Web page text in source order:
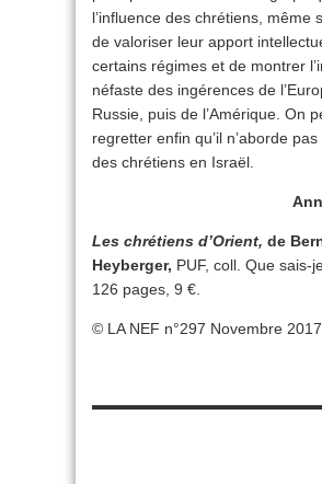
l’influence des chrétiens, même
de valoriser leur apport
certains régimes et de montrer
néfaste des ingérences de
Russie, puis de l’Amérique. On
regretter enfin qu’il n’aborde
des chrétiens en Israël.
Les chrétiens d’Orient, de
Heyberger, PUF, coll. Que sais-
126 pages, 9 €.
© LA NEF n°297 Novembre 2017